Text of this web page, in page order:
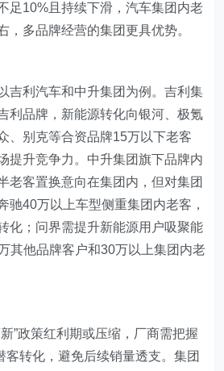
足10%且持续下滑，汽车集团内老
，多品牌经营的集团更具优势。
吉利汽车和中升集团为例。吉利集
利品牌，新能源转化向银河、极氪
、别克等合资品牌15万以下老客
提升竞争力。中升集团旗下品牌内
老客置换意向在集团内，但对集团
驰40万以上车型侧重集团内老客，
化；问界需提升新能源用户吸聚能
其他品牌客户和30万以上集团内老
”政策红利期或压缩，厂商需把握
客转化，避免后续销量透支。集团